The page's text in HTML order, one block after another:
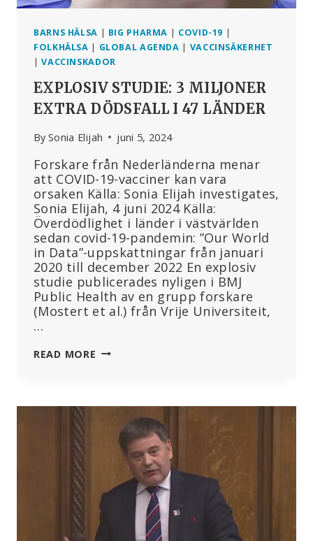
BARNS HÄLSA | BIG PHARMA | COVID-19 |
FOLKHÄLSA | GLOBAL AGENDA | VACCINSÄKERHET
|VACCINSKADOR
EXPLOSIV STUDIE: 3 MILJONER
EXTRA DÖDSFALL I 47 LÄNDER
By Sonia Elijah juni 5, 2024
Forskare från Nederländerna menar
att COVID-19-vacciner kan vara
orsaken Källa: Sonia Elijah investigates,
Sonia Elijah, 4 juni 2024 Källa:
Överdödlighet i länder i västvärlden
sedan covid-19-pandemin: ”Our World
in Data”-uppskattningar från januari
2020 till december 2022 En explosiv
studie publicerades nyligen i BMJ
Public Health av en grupp forskare
(Mostert et al.) från Vrije Universiteit,
…
READ MORE EXPLOSIV
DÖDSFALL
LÄNDER